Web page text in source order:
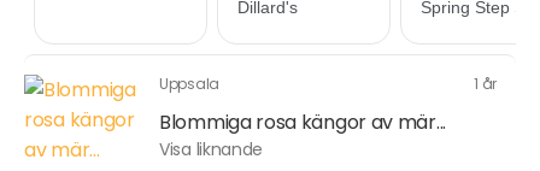
Uppsala 1 år
Blommiga rosa kängor av mär...
Visa liknande